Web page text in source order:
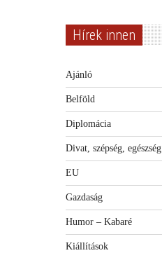
Hírek innen
Ajánló
Belföld
Diplomácia
Divat, szépség, egészség
EU
Gazdaság
Humor – Kabaré
Kiállítások